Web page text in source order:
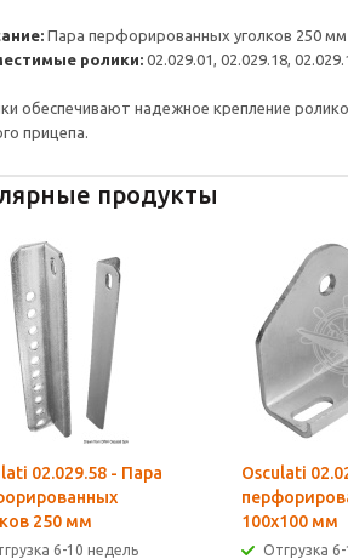
Пара перфорированных уголков 250 мм
ролики: 02.029.01, 02.029.18,
обеспечивают надежное крепление
прицепа.
продукты
02.029.58 - Пара
250 мм
6-10 недель
Osculati
100x100 мм
Отгрузка